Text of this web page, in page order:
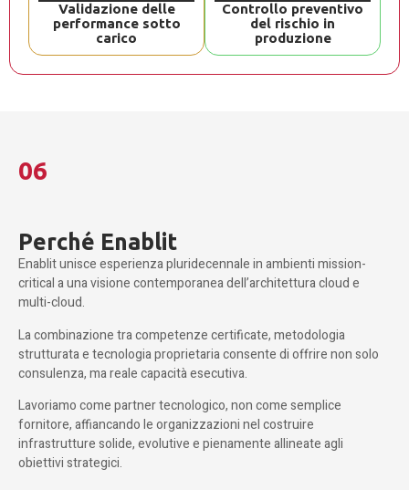
Validazione delle
performance sotto
carico
Controllo preventivo
del rischio in
produzione
06
Perché Enablit
Enablit unisce esperienza pluridecennale in ambienti mission-
critical a una visione contemporanea dell’architettura cloud e
multi-cloud.
La combinazione tra competenze certificate, metodologia
strutturata e tecnologia proprietaria consente di offrire non solo
consulenza, ma reale capacità esecutiva.
Lavoriamo come partner tecnologico, non come semplice
fornitore, affiancando le organizzazioni nel costruire
infrastrutture solide, evolutive e pienamente allineate agli
obiettivi strategici.